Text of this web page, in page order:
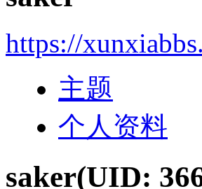
https://
主题
个人资料
saker(UID: